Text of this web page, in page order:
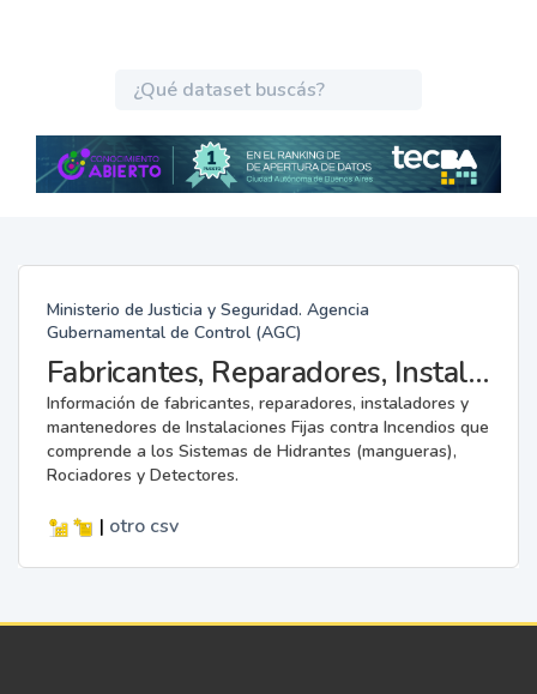
Ministerio de Justicia y Seguridad. Agencia
Gubernamental de Control (AGC)
Fabricantes, Reparadores, Instaladores y Mantenedores de Instalaciones Fijas contra Incendios.
Información de fabricantes, reparadores, instaladores y
mantenedores de Instalaciones Fijas contra Incendios que
comprende a los Sistemas de Hidrantes (mangueras),
Rociadores y Detectores.
| otro csv